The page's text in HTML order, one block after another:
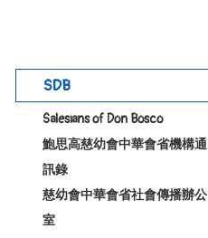
SDB
Salesians of Don Bosco
鮑思高慈幼會中華會省機構通
訊錄
慈幼會中華會省社會傳播辦公
室